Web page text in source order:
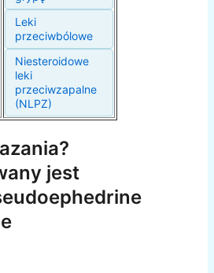
Leki
przeciwbólowe
Niesteroidowe
leki
przeciwzapalne
(NLPZ)
jest